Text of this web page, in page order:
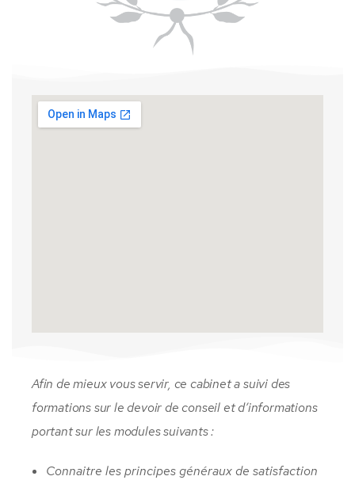
Afin de mieux vous servir, ce cabinet a suivi des
formations sur le devoir de conseil et d’informations
portant sur les modules suivants :
Connaitre les principes généraux de satisfaction